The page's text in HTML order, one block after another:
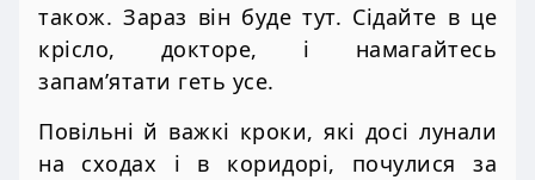
також. Зараз він буде тут. Сідайте в це
крісло, докторе, і намагайтесь
запам’ятати геть усе.
Повільні й важкі кроки, які досі лунали
на сходах і в коридорі, почулися за